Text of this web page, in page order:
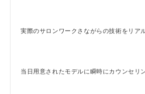
実際のサロンワークさながらの技術をリア
当日用意されたモデルに瞬時にカウンセリ